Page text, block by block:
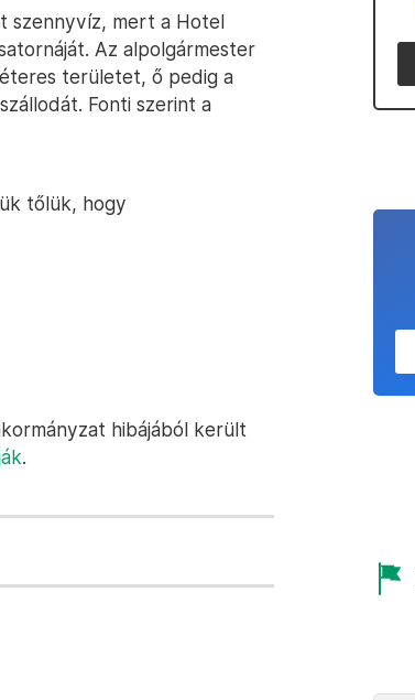
szennyvíz, mert a Hotel
Az alpolgármester
területet, ő pedig a
Fonti szerint a
tőlük, hogy
hibájából került
.